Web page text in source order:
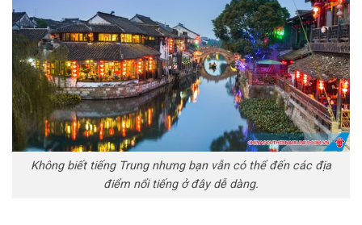
Không biết tiếng Trung nhưng bạn vẫn có thể đến các địa
điểm nổi tiếng ở đây dễ dàng.